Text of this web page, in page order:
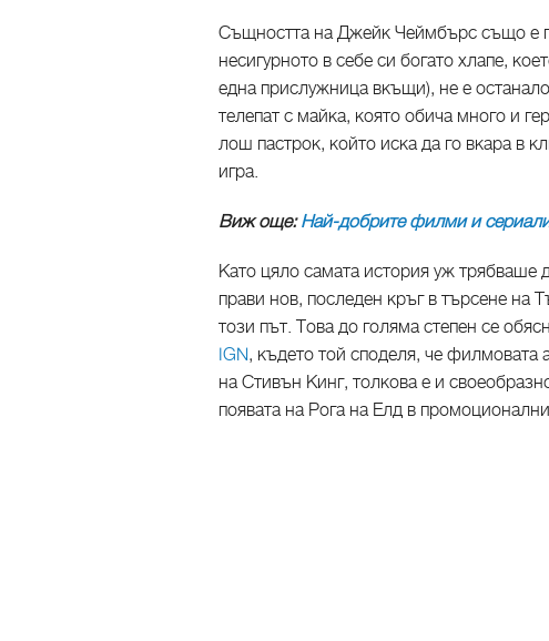
Същността на Джейк Чеймбърс също е
несигурното в себе си богато хлапе,
една прислужница вкъщи), не е
телепат с майка, която обича много и
лош пастрок, който иска да го вкара в
игра.
Виж още:Най-добрите филми и
Като цяло самата история уж трябваше
прави нов, последен кръг в търсене на
този път. Това до голяма степен се
IGN, където той споделя, че филмовата
на Стивън Кинг, толкова е и
появата на Рога на Елд в